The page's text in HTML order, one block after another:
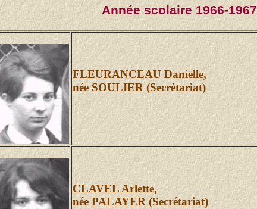
Année scolaire 1966-1967
FLEURANCEAU Danielle,
née SOULIER (Secrétariat)
CLAVEL Arlette,
née PALAYER (Secrétariat)